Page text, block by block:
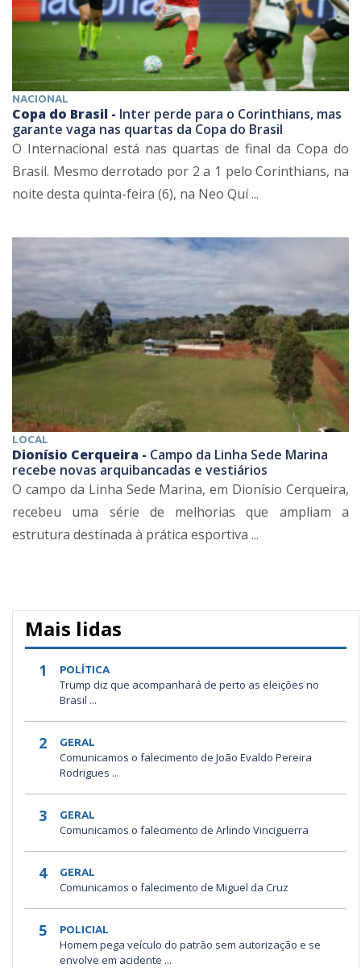
NACIONAL
Copa do Brasil - Inter perde para o Corinthians, mas
garante vaga nas quartas da Copa do Brasil
O Internacional está nas quartas de final da Copa do
Brasil. Mesmo derrotado por 2 a 1 pelo Corinthians, na
noite desta quinta-feira (6), na Neo Quí ...
LOCAL
Dionísio Cerqueira - Campo da Linha Sede Marina
recebe novas arquibancadas e vestiários
O campo da Linha Sede Marina, em Dionísio Cerqueira,
recebeu uma série de melhorias que ampliam a
estrutura destinada à prática esportiva ...
Mais lidas
1 POLÍTICA
Trump diz que acompanhará de perto as eleições no
Brasil ...
2 GERAL
Comunicamos o falecimento de João Evaldo Pereira
Rodrigues ...
3 GERAL
Comunicamos o falecimento de Arlindo Vinciguerra
4 GERAL
Comunicamos o falecimento de Miguel da Cruz
5 POLICIAL
Homem pega veículo do patrão sem autorização e se
envolve em acidente ...